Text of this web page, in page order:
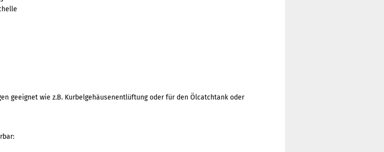
geeignet wie z.B. Kurbelgehäusenentlüftung oder für den Ölcatchtank oder